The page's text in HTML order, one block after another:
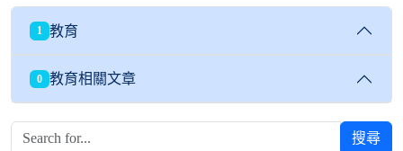
1 教育
0 教育相關文章
搜尋